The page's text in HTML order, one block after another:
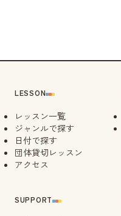
LESSON
レッスン一覧
ジャンルで探す
日付で探す
団体貸切レッスン
アクセス
SUPPORT